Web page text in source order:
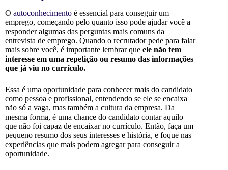
O autoconhecimento é essencial para conseguir um
emprego, começando pelo quanto isso pode ajudar você a
responder algumas das perguntas mais comuns da
entrevista de emprego. Quando o recrutador pede para falar
mais sobre você, é importante lembrar que ele não tem
interesse em uma repetição ou resumo das informações
que já viu no currículo.
Essa é uma oportunidade para conhecer mais do candidato
como pessoa e profissional, entendendo se ele se encaixa
não só a vaga, mas também a cultura da empresa. Da
mesma forma, é uma chance do candidato contar aquilo
que não foi capaz de encaixar no currículo. Então, faça um
pequeno resumo dos seus interesses e história, e foque nas
experiências que mais podem agregar para conseguir a
oportunidade.